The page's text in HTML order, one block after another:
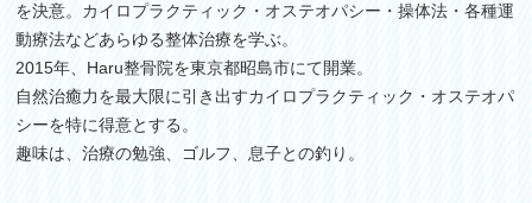
を決意。カイロプラクティック・オステオパシー・操体法・各種運
動療法などあらゆる整体治療を学ぶ。
2015年、Haru整骨院を東京都昭島市にて開業。
自然治癒力を最大限に引き出すカイロプラクティック・オステオパ
シーを特に得意とする。
趣味は、治療の勉強、ゴルフ、息子との釣り。